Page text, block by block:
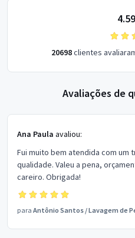
4.59
20698clientes
Avaliações de
Ana Paula avaliou:
Fui muito bem atendida com um
qualidade. Valeu a pena,
careiro. Obrigada!
para Antônio Santos /Lavagem de